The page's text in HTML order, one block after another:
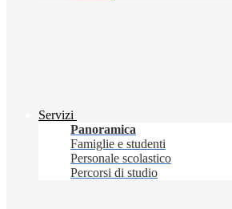
Servizi
Panoramica
Famiglie e studenti
Personale scolastico
Percorsi di studio